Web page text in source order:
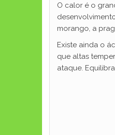
O calor é o
morango, a
Existe ainda o
que altas
ataque.